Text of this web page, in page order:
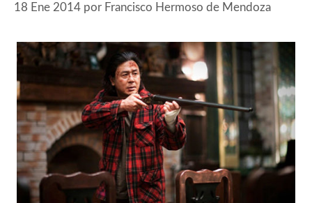
18 Ene 2014 por Francisco Hermoso de Mendoza